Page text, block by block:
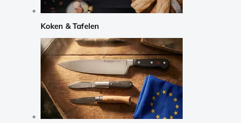
Koken & Tafelen